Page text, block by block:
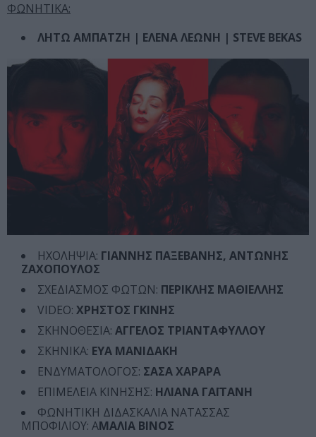
ΦΩΝΗΤΙΚΑ:
ΛΗΤΩ ΑΜΠΑΤΖΗ | ΕΛΕΝΑ ΛΕΩΝΗ | STEVE BEKAS
ΗΧΟΛΗΨΙΑ: ΓΙΑΝΝΗΣ ΠΑΞΕΒΑΝΗΣ, ΑΝΤΩΝΗΣ
ΖΑΧΟΠΟΥΛΟΣ
ΣΧΕΔΙΑΣΜΟΣ ΦΩΤΩΝ: ΠΕΡΙΚΛΗΣ ΜΑΘΙΕΛΛΗΣ
VIDEO: ΧΡΗΣΤΟΣ ΓΚΙΝΗΣ
ΣΚΗΝΟΘΕΣΙΑ: ΑΓΓΕΛΟΣ ΤΡΙΑΝΤΑΦΥΛΛΟΥ
ΣΚΗΝΙΚΑ: ΕΥΑ ΜΑΝΙΔΑΚΗ
ΕΝΔΥΜΑΤΟΛΟΓΟΣ: ΣΑΣΑ ΧΑΡΑΡΑ
ΕΠΙΜΕΛΕΙΑ ΚΙΝΗΣΗΣ: ΗΛΙΑΝΑ ΓΑΪΤΑΝΗ
ΦΩΝΗΤΙΚΗ ΔΙΔΑΣΚΑΛΙΑ ΝΑΤΑΣΣΑΣ
ΜΠΟΦΙΛΙΟΥ: ΑΜΑΛΙΑ ΒΙΝΟΣ